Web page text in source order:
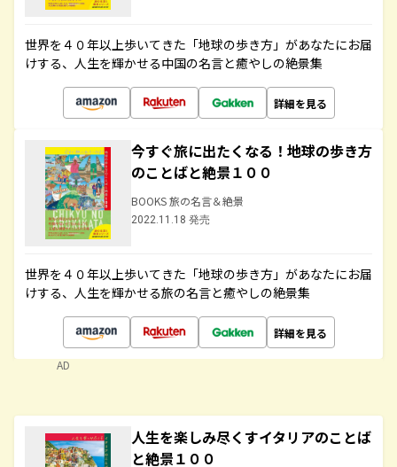
世界を４０年以上歩いてきた「地球の歩き方」があなたにお届
けする、人生を輝かせる中国の名言と癒やしの絶景集
詳細を見る
今すぐ旅に出たくなる！地球の歩き方
のことばと絶景１００
BOOKS 旅の名言＆絶景
2022.11.18 発売
世界を４０年以上歩いてきた「地球の歩き方」があなたにお届
けする、人生を輝かせる旅の名言と癒やしの絶景集
詳細を見る
AD
人生を楽しみ尽くすイタリアのことば
と絶景１００